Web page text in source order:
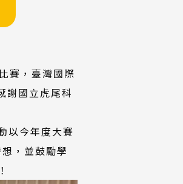
賽，臺灣國際
謝國立虎尾科
以今年度大賽
，並鼓勵學